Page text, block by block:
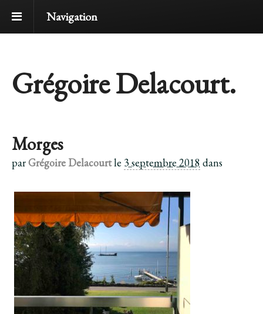
Navigation
Grégoire Delacourt.
Morges
parGrégoire Delacourtle 3 septembre 2018 dans